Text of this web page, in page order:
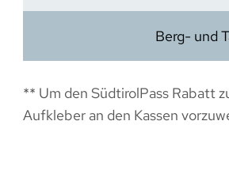
Berg- und
** Um den SüdtirolPass Rabatt
Aufkleber an den Kassen